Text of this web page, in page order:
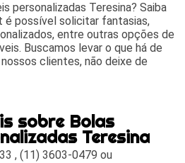
personalizadas Teresina? Saiba
é possível solicitar fantasias,
entre outras opções de
Buscamos levar o que há de
clientes, não deixe de
sobre Bolas
Teresina
,(11) 3603-0479 ou